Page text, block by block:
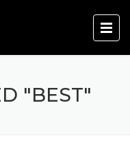
"BEST"